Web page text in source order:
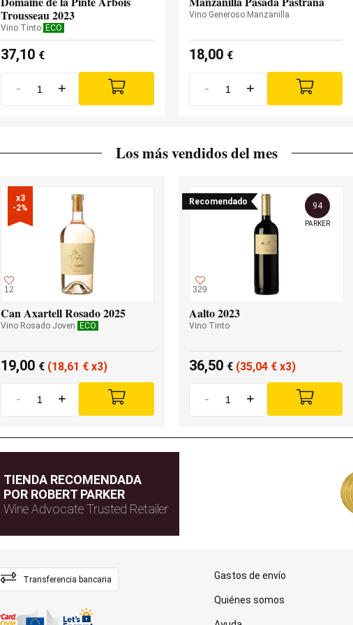
Trousseau 2023
Vino Tinto ECO
37,10 €
- +
Vino Generoso Manzanilla
18,00 €
- +
Los más vendidos del mes
x3
-2%
12
Can Axartell Rosado 2025
Vino Rosado Joven ECO
19,00 € (18,61 € x3)
- +
Recomendado
329
94
PARKER
Aalto 2023
Vino Tinto
36,50 € (35,04 € x3)
- +
TIENDA RECOMENDADA
POR ROBERT PARKER
Wine Advocate Trusted Retailer
Transferencia bancaria Gastos de envío
Quiénes somos